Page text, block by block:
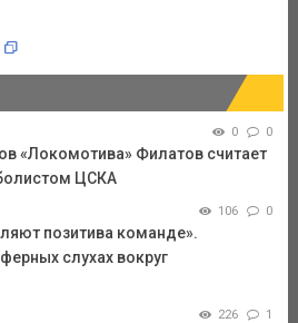
0 0
«Локомотива» Филатов считает
ЦСКА
106 0
позитива команде».
слухах вокруг
226 1